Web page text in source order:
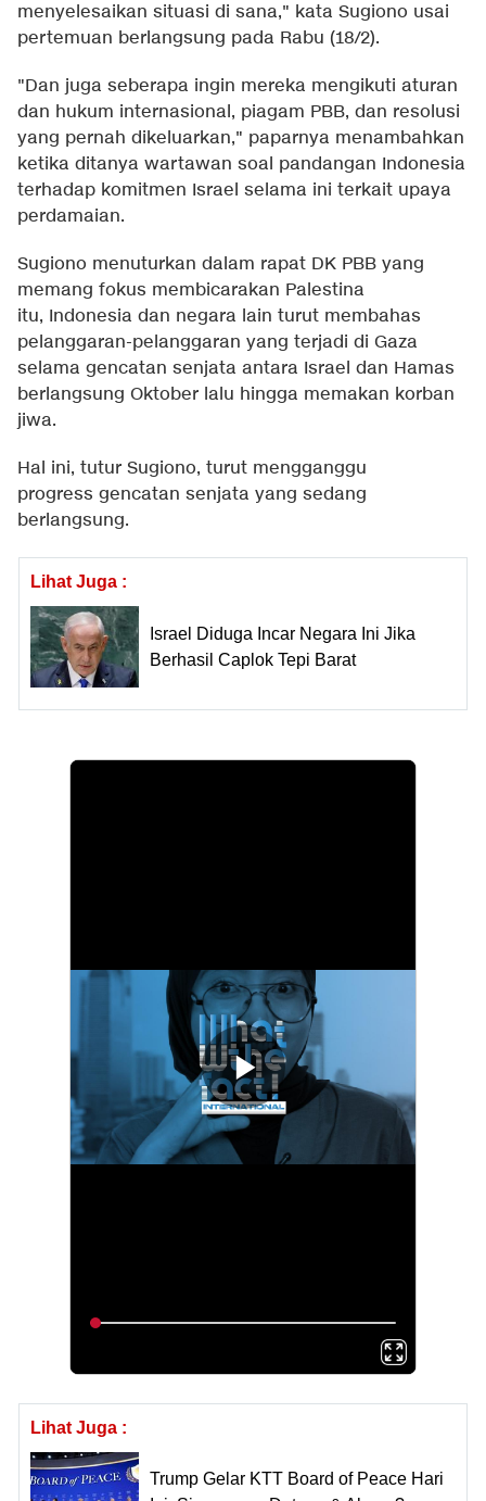
menyelesaikan situasi di sana," kata Sugiono usai
pertemuan berlangsung pada Rabu (18/2).
"Dan juga seberapa ingin mereka mengikuti aturan
dan hukum internasional, piagam PBB, dan resolusi
yang pernah dikeluarkan," paparnya menambahkan
ketika ditanya wartawan soal pandangan Indonesia
terhadap komitmen Israel selama ini terkait upaya
perdamaian.
Sugiono menuturkan dalam rapat DK PBB yang
memang fokus membicarakan Palestina
itu, Indonesia dan negara lain turut membahas
pelanggaran-pelanggaran yang terjadi di Gaza
selama gencatan senjata antara Israel dan Hamas
berlangsung Oktober lalu hingga memakan korban
jiwa.
Hal ini, tutur Sugiono, turut mengganggu
progress gencatan senjata yang sedang
berlangsung.
Lihat Juga :
Israel Diduga Incar Negara Ini Jika
Berhasil Caplok Tepi Barat
Lihat Juga :
Trump Gelar KTT Board of Peace Hari